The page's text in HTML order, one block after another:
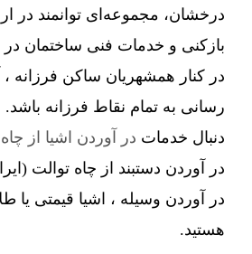
درخشان، مجموعه‌ای توانمند در
بازکنی و خدمات فنی ساختمان در
در کنار همشهریان ساکن فرزانه
رسانی به تمام نقاط فرزانه
دنبال خدمات در آوردن اشیا از
در آوردن دستبند از چاه توالت
در آوردن وسیله ، اشیا قیمتی یا
هستید.